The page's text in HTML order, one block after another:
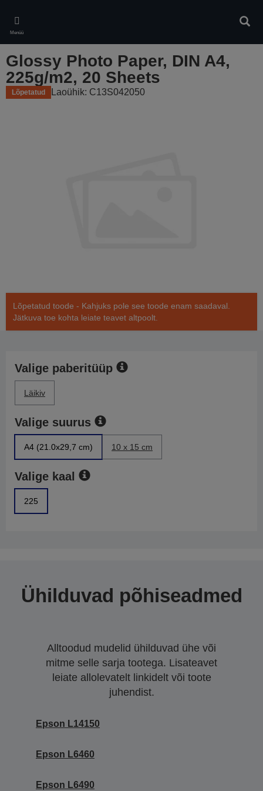
main
content
Menüü
Glossy Photo Paper, DIN A4,
225g/m2, 20 Sheets
Lõpetatud Laoühik: C13S042050
Lõpetatud toode - Kahjuks pole see toode enam saadaval.
Jätkuva toe kohta leiate teavet altpoolt.
Valige paberitüüp
Läikiv
Valige suurus
A4 (21.0x29,7 cm) 10 x 15 cm
Valige kaal
225
Ühilduvad põhiseadmed
Alltoodud mudelid ühilduvad ühe või
mitme selle sarja tootega. Lisateavet
leiate allolevatelt linkidelt või toote
juhendist.
Epson L14150
Epson L6460
Epson L6490